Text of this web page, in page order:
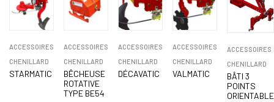
ACCESSOIRES
CHENILLARD
STARMATIC
ACCESSOIRES
CHENILLARD
BÊCHEUSE
ROTATIVE
TYPE BE54
ACCESSOIRES
CHENILLARD
DÉCAVATIC
ACCESSOIRES
CHENILLARD
VALMATIC
ACCESSOIRES
CHENILLARD
BÂTI 3
POINTS
ORIENTABLE